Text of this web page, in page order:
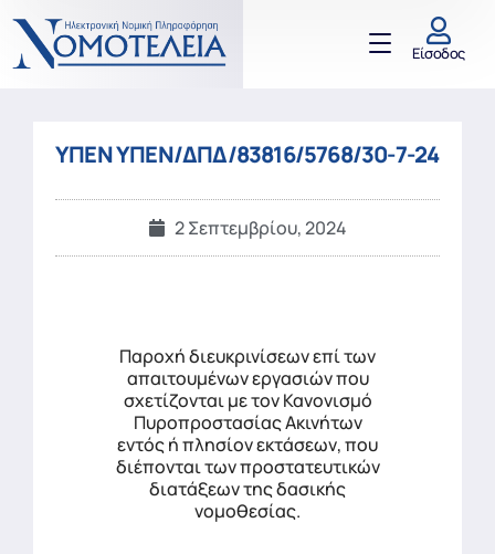
Είσοδος
ΥΠΕΝ ΥΠΕΝ/ΔΠΔ/83816/5768/30-7-24
2 Σεπτεμβρίου, 2024
Παροχή διευκρινίσεων επί των
απαιτουμένων εργασιών που
σχετίζονται με τον Κανονισμό
Πυροπροστασίας Ακινήτων
εντός ή πλησίον εκτάσεων, που
διέπονται των προστατευτικών
διατάξεων της δασικής
νομοθεσίας.